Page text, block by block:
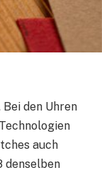
den Uhren
auch
denselben